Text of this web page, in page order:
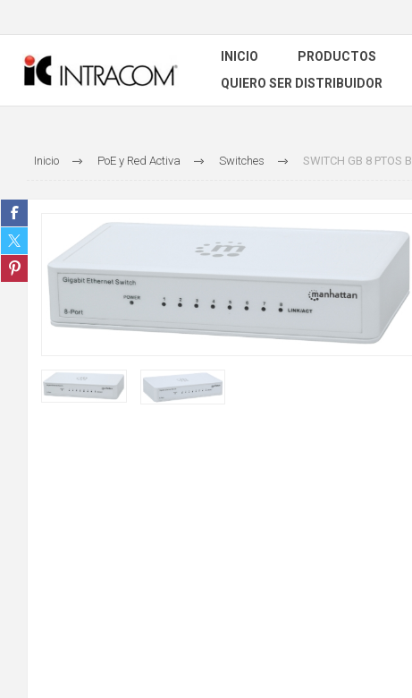
INICIO PRODUCTOS
QUIERO SER DISTRIBUIDOR
Inicio PoE y Red Activa Switches SWITCH GB 8 PTOS